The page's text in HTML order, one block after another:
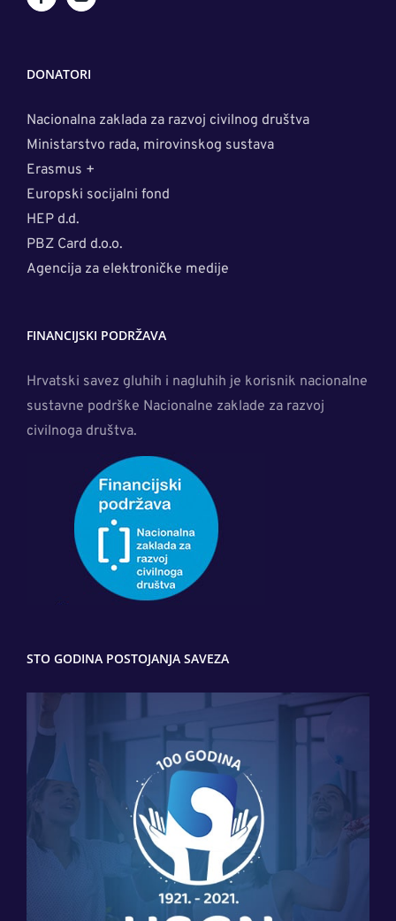
DONATORI
Nacionalna zaklada za razvoj civilnog društva
Ministarstvo rada, mirovinskog sustava
Erasmus +
Europski socijalni fond
HEP d.d.
PBZ Card d.o.o.
Agencija za elektroničke medije
FINANCIJSKI PODRŽAVA
Hrvatski savez gluhih i nagluhih je korisnik nacionalne
sustavne podrške Nacionalne zaklade za razvoj
civilnoga društva.
STO GODINA POSTOJANJA SAVEZA